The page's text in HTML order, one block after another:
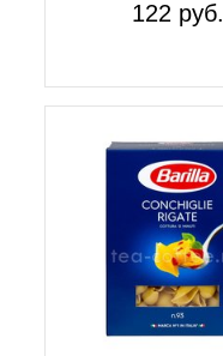
122 руб.